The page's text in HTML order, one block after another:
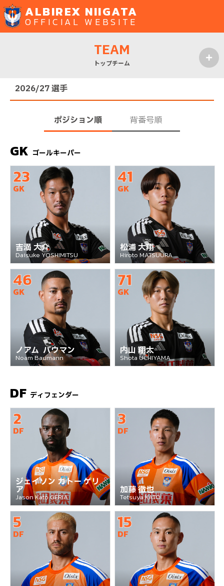
ALBIREX NIIGATA
OFFICIAL WEBSITE
TEAM
トップチーム
2026/27 選手
ポジション順 背番号順
GK ゴールキーパー
23
GK
吉満 大介
Daisuke YOSHIMITSU
41
GK
松浦 大翔
Hiroto MATSUURA
46
GK
ノアム バウマン
Noam Baumann
71
GK
内山 翔太
Shota UCHIYAMA
DF ディフェンダー
2
DF
ジェイソン カトー ゲリ
ア
Jason Kato GERIA
3
DF
加藤 徹也
Tetsuya KATO
5
DF 15
DF